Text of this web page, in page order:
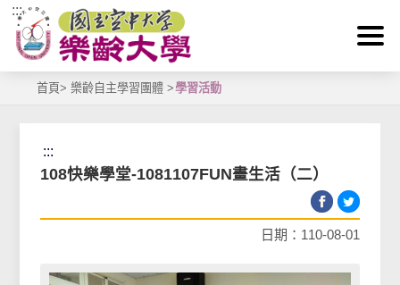
跳到主要內容區塊
:::
首頁>樂齡自主學習團體 >學習活動
:::
108快樂學堂-1081107FUN畫生活（二）
日期：110-08-01